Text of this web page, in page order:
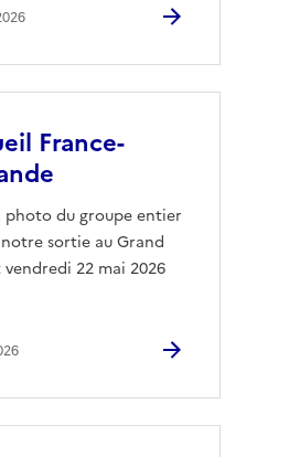
France-
photo du groupe entier
sortie au Grand
22 mai 2026